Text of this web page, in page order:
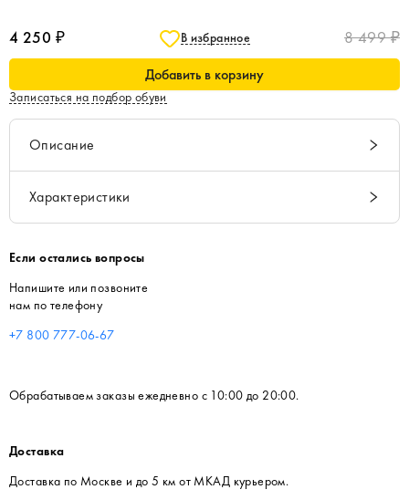
4 250 ₽ В избранное 8 499 ₽
Добавить в корзину
Записаться на подбор обуви
Описание
Характеристики
Если остались вопросы
Напишите или позвоните
нам по телефону
+7 800 777-06-67
Обрабатываем заказы ежедневно с 10:00 до 20:00.
Доставка
Доставка по Москве и до 5 км от МКАД курьером.